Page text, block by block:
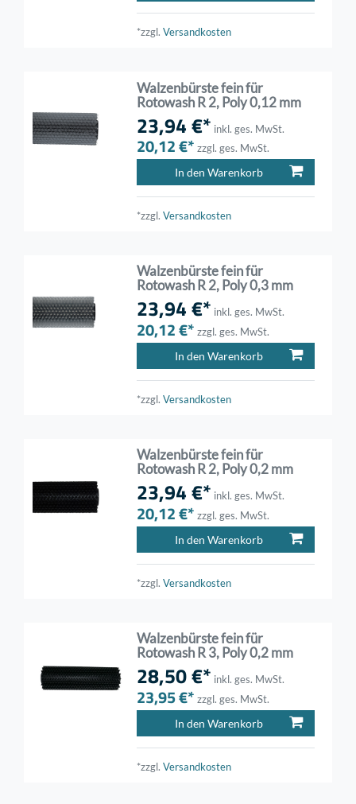
*zzgl.Versandkosten
Walzenbürste fein für
Rotowash R 2, Poly 0,12 mm
23,94 €* inkl. ges. MwSt.
20,12 €* zzgl. ges. MwSt.
In den Warenkorb
*zzgl.Versandkosten
Walzenbürste fein für
Rotowash R 2, Poly 0,3 mm
23,94 €* inkl. ges. MwSt.
20,12 €* zzgl. ges. MwSt.
In den Warenkorb
*zzgl.Versandkosten
Walzenbürste fein für
Rotowash R 2, Poly 0,2 mm
23,94 €* inkl. ges. MwSt.
20,12 €* zzgl. ges. MwSt.
In den Warenkorb
*zzgl.Versandkosten
Walzenbürste fein für
Rotowash R 3, Poly 0,2 mm
28,50 €* inkl. ges. MwSt.
23,95 €* zzgl. ges. MwSt.
In den Warenkorb
*zzgl.Versandkosten